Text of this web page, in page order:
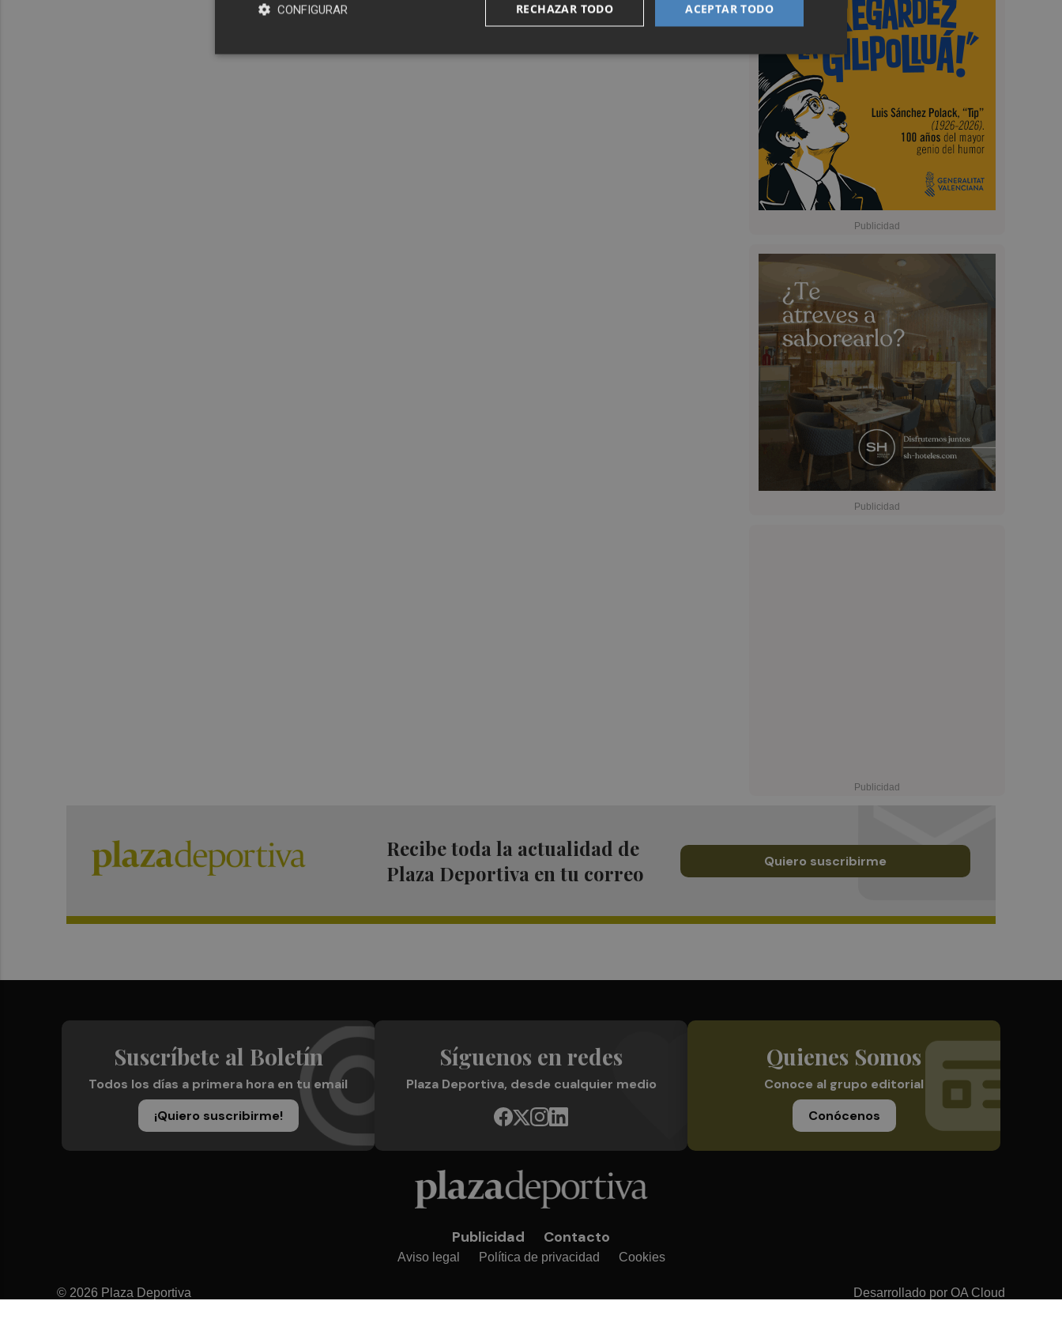
Recibe toda la actualidad de
Plaza Deportiva en tu correo
Quiero suscribirme
Suscríbete al Boletín
Todos los días a primera hora en tu email
¡Quiero suscribirme!
Síguenos en redes
Plaza Deportiva, desde cualquier medio
Quienes Somos
Conoce al grupo editorial
Conócenos
Publicidad Contacto
Aviso legal Política de privacidad Cookies
© 2026 Plaza Deportiva Desarrollado por OA Cloud
ACEPTAR TODO
RECHAZAR TODO
CONFIGURAR